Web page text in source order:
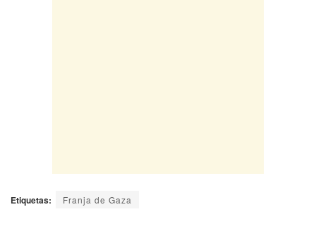
Etiquetas: Franja de Gaza